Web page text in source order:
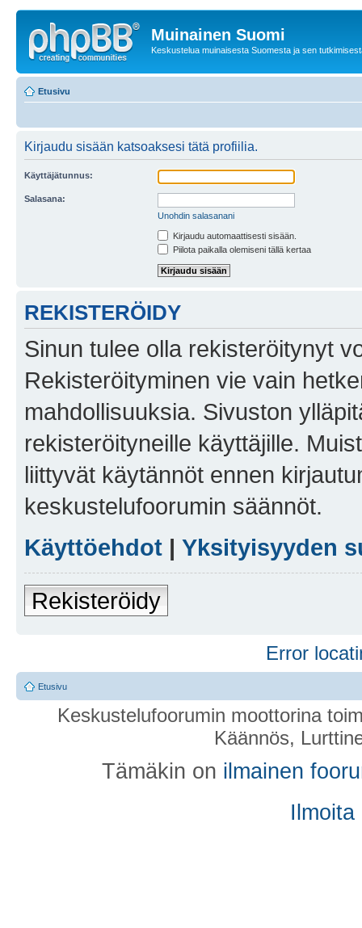
Muinainen Suomi
Keskustelua muinaisesta Suomesta ja sen
Etusivu
Kirjaudu sisään katsoaksesi tätä profiilia.
Käyttäjätunnus:
Salasana:
Unohdin salasanani
Kirjaudu automaattisesti sisään.
Piilota paikalla olemiseni tällä kertaa
REKISTERÖIDY
Sinun tulee olla rekisteröitynyt
Rekisteröityminen vie vain
mahdollisuuksia. Sivuston
rekisteröityneille käyttäjille.
liittyvät käytännöt ennen
keskustelufoorumin säännöt.
Käyttöehdot | Yksityisyyden
Rekisteröidy
Error
Etusivu
Keskustelufoorumin moottorina
Käännös,
Tämäkin on ilmainen